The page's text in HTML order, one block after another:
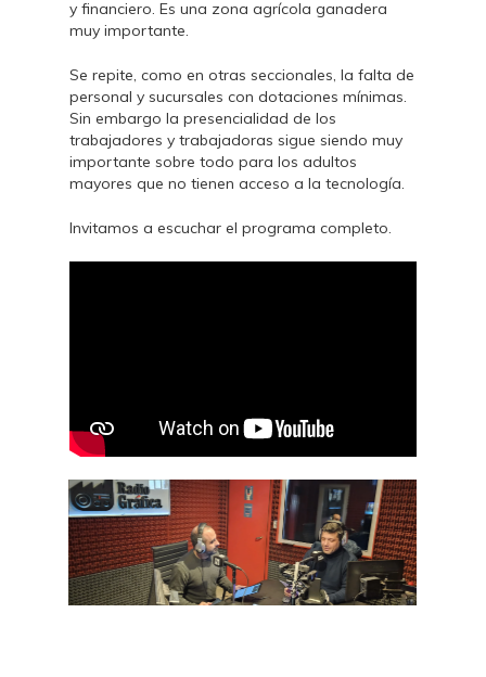
y financiero. Es una zona agrícola ganadera
muy importante.
Se repite, como en otras seccionales, la falta de
personal y sucursales con dotaciones mínimas.
Sin embargo la presencialidad de los
trabajadores y trabajadoras sigue siendo muy
importante sobre todo para los adultos
mayores que no tienen acceso a la tecnología.
Invitamos a escuchar el programa completo.